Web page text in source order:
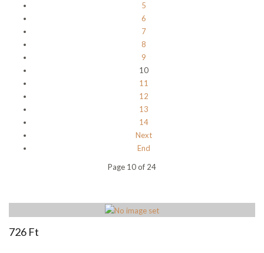
5
6
7
8
9
10
11
12
13
14
Next
End
Page 10 of 24
726 Ft